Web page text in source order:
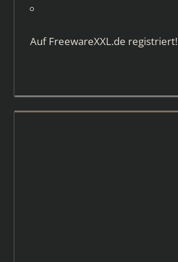
AufFreewareXXL.de registriert!